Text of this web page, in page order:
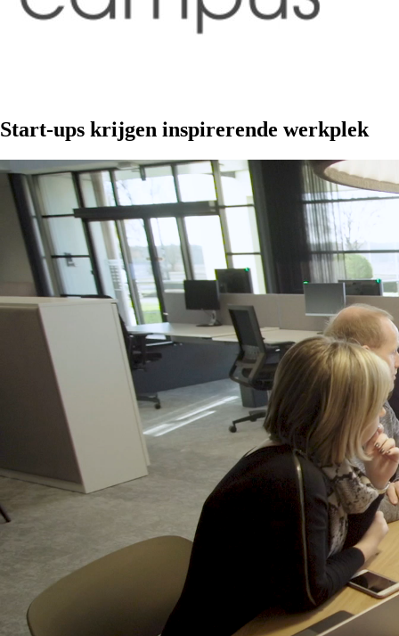
Start-ups krijgen inspirerende werkplek